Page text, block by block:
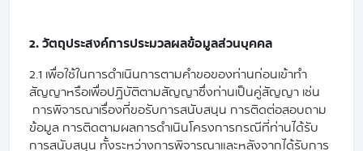
2. วัตถุประสงค์การประมวลผลข้อมูลส่วนบุคคล
2.1 เพื่อใช้ในการดำเนินการตามคำขอของท่านก่อนเข้าทำ
สัญญาหรือเพื่อปฏิบัติตามสัญญาซึ่งท่านเป็นคู่สัญญา เช่น
การพิจารณาเรื่องที่ขอรับการสนับสนุน การติดต่อสอบถาม
ข้อมูล การติดตามผลการดำเนินโครงการกรณีที่ท่านได้รับ
การสนับสนุน ทั้งระหว่างการพิจารณาและหลังจากได้รับการ